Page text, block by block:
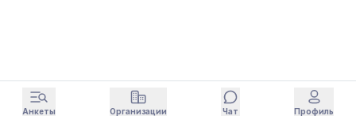
Анкеты Организации Чат Профиль